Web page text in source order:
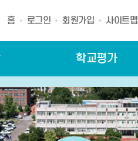
홈 로그인 회원가입 사이트맵
학교평가